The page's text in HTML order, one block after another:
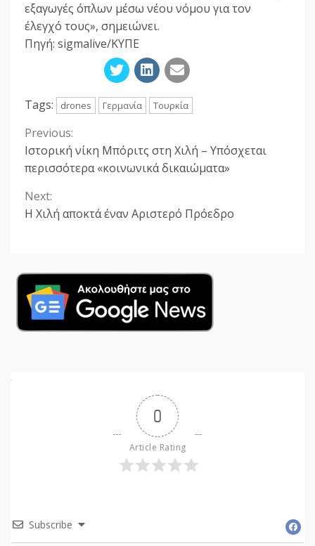
εξαγωγές όπλων μέσω νέου νόμου για τον
έλεγχό τους», σημειώνει.
Πηγή: sigmalive/ΚΥΠΕ
Tags: drones Γερμανία Τουρκία
Continue
Reading
Previous:
Ιστορική νίκη Μπόριτς στη Χιλή – Υπόσχεται
περισσότερα «κοινωνικά δικαιώματα»
Next:
Η Χιλή αποκτά έναν Αριστερό Πρόεδρο
0
Article Rating
Subscribe